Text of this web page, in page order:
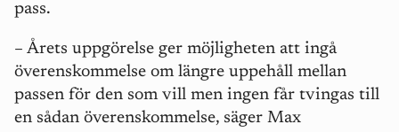
pass.
– Årets uppgörelse ger möjligheten att ingå
överenskommelse om längre uppehåll mellan
passen för den som vill men ingen får tvingas till
en sådan överenskommelse, säger Max